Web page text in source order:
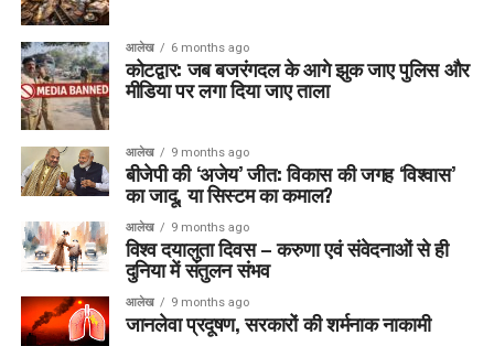
आलेख 6 months ago
कोटद्वार: जब बजरंगदल के आगे झुक जाए पुलिस और
मीडिया पर लगा दिया जाए ताला
आलेख 9 months ago
बीजेपी की ‘अजेय’ जीत: विकास की जगह ‘विश्वास’
का जादू, या सिस्टम का कमाल?
आलेख 9 months ago
विश्व दयालुता दिवस – करुणा एवं संवेदनाओं से ही
दुनिया में संतुलन संभव
आलेख 9 months ago
जानलेवा प्रदूषण, सरकारों की शर्मनाक नाकामी